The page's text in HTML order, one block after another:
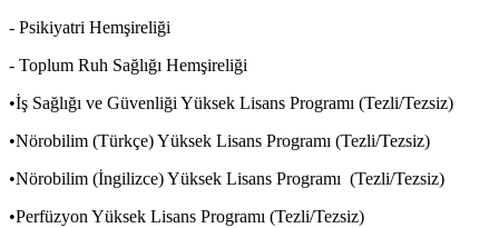
- Psikiyatri Hemşireliği
- Toplum Ruh Sağlığı Hemşireliği
•İş Sağlığı ve Güvenliği Yüksek Lisans Programı (Tezli/Tezsiz)
•Nörobilim (Türkçe) Yüksek Lisans Programı (Tezli/Tezsiz)
•Nörobilim (İngilizce) Yüksek Lisans Programı (Tezli/Tezsiz)
•Perfüzyon Yüksek Lisans Programı (Tezli/Tezsiz)